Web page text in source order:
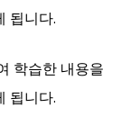
됩니다.
학습한 내용을
됩니다.